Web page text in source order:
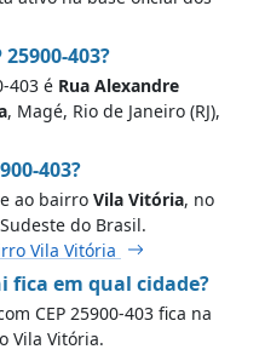
403?
403 é Rua Alexandre
, Magé, Rio de Janeiro (RJ),
403?
ao bairro Vila Vitória, no
do Brasil.
Vila Vitória
fica em qual cidade?
CEP 25900-403 fica na
Vila Vitória.